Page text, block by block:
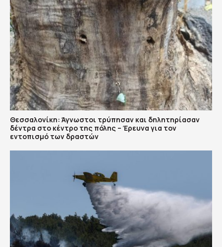
Θεσσαλονίκη: Άγνωστοι τρύπησαν και δηλητηρίασαν
δέντρα στο κέντρο της πόλης – Έρευνα για τον
εντοπισμό των δραστών